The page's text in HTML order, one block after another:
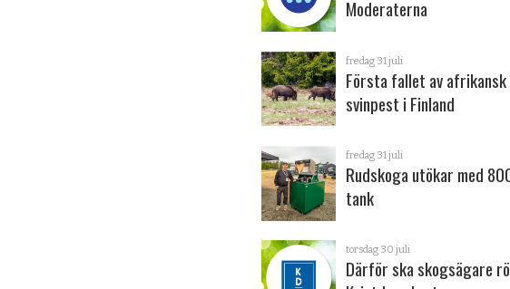
Moderaterna
fredag 31 juli
Första fallet av afrikansk
svinpest i Finland
fredag 31 juli
Rudskoga utökar med
tank
torsdag 30 juli
Därför ska skogsägare